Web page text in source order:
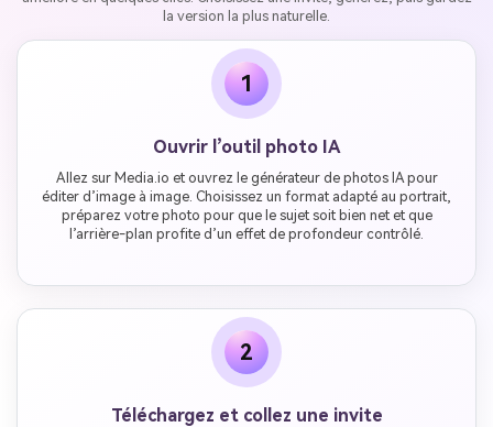
la version la plus naturelle.
1
Ouvrir l’outil photo IA
Allez sur Media.io et ouvrez le générateur de photos IA pour
éditer d’image à image. Choisissez un format adapté au portrait,
préparez votre photo pour que le sujet soit bien net et que
l’arrière-plan profite d’un effet de profondeur contrôlé.
2
Téléchargez et collez une invite